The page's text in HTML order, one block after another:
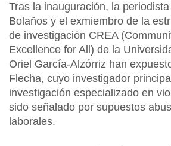
Tras la inauguración, la
Bolaños y el exmiembro de la
de investigación CREA
Excellence for All) de la
Oriel García-Alzórriz han
Flecha, cuyo investigador
investigación especializado en
sido señalado por supuestos
laborales.